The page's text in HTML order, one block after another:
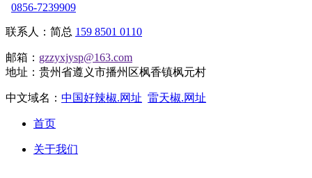
0856-7239909
联系人：简总 159 8501 0110
邮箱： gzzyxjysp@163.com
地址：贵州省遵义市播州区枫香镇枫元村
中文域名： 中国好辣椒.网址 雷天椒.网址
首页
关于我们